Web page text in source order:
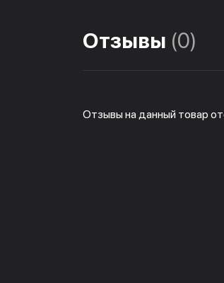
Отзывы (0)
Отзывы на данный товар